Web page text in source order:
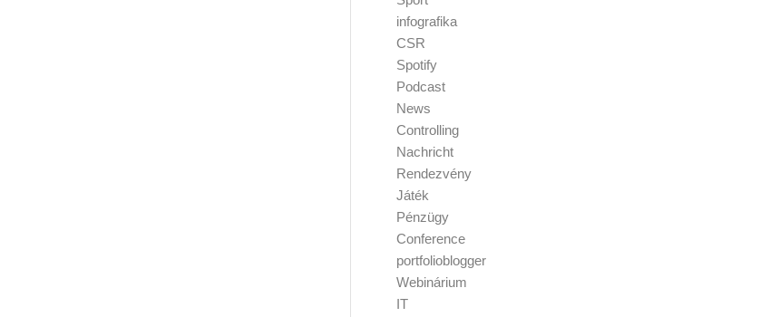
infografika
CSR
Spotify
Podcast
News
Controlling
Nachricht
Rendezvény
Játék
Pénzügy
Conference
portfolioblogger
Webinárium
IT